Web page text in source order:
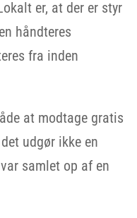
er, at der er styr
håndteres
fra inden
at modtage gratis
udgør ikke en
samlet op af en